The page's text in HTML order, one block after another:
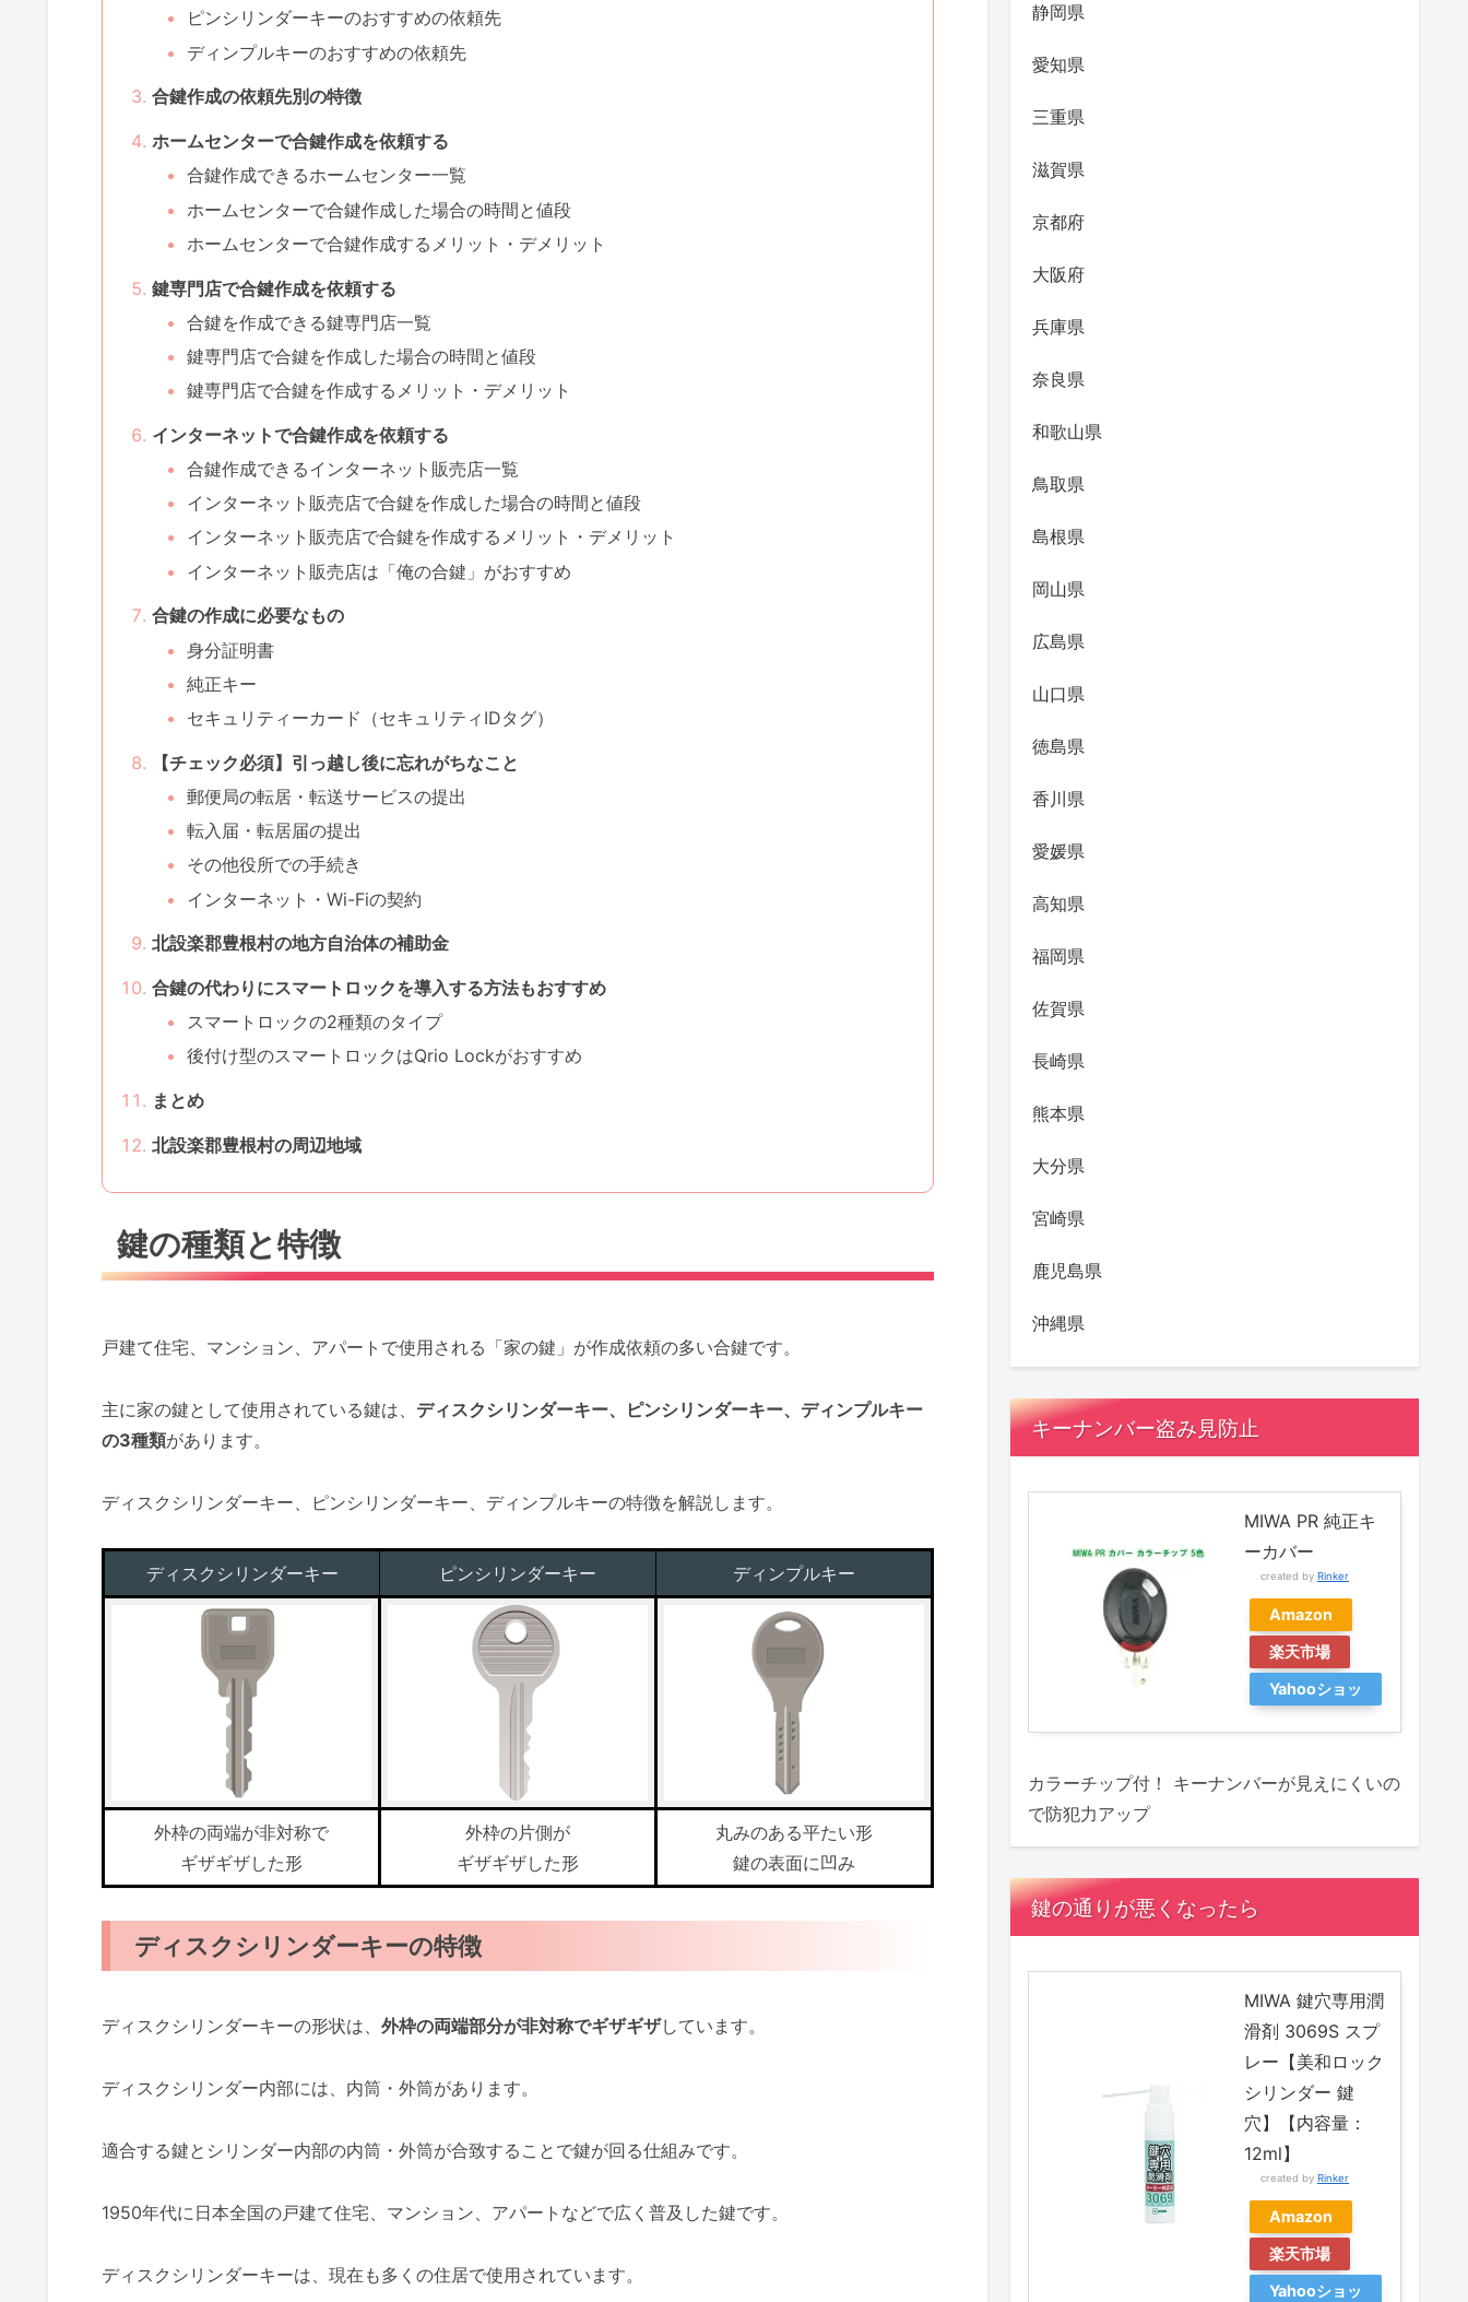
ピンシリンダーキーのおすすめの依頼先
ディンプルキーのおすすめの依頼先
合鍵作成の依頼先別の特徴
ホームセンターで合鍵作成を依頼する
合鍵作成できるホームセンター一覧
ホームセンターで合鍵作成した場合の時間と値段
ホームセンターで合鍵作成するメリット・デメリット
鍵専門店で合鍵作成を依頼する
合鍵を作成できる鍵専門店一覧
鍵専門店で合鍵を作成した場合の時間と値段
鍵専門店で合鍵を作成するメリット・デメリット
インターネットで合鍵作成を依頼する
合鍵作成できるインターネット販売店一覧
インターネット販売店で合鍵を作成した場合の時間と値段
インターネット販売店で合鍵を作成するメリット・デメリット
インターネット販売店は「俺の合鍵」がおすすめ
合鍵の作成に必要なもの
身分証明書
純正キー
セキュリティーカード（セキュリティIDタグ）
【チェック必須】引っ越し後に忘れがちなこと
郵便局の転居・転送サービスの提出
転入届・転居届の提出
その他役所での手続き
インターネット・Wi-Fiの契約
北設楽郡豊根村の地方自治体の補助金
合鍵の代わりにスマートロックを導入する方法もおすすめ
スマートロックの2種類のタイプ
後付け型のスマートロックはQrio Lockがおすすめ
まとめ
北設楽郡豊根村の周辺地域
鍵の種類と特徴
戸建て住宅、マンション、アパートで使用される「家の鍵」が作成依頼の多い合鍵です。
主に家の鍵として使用されている鍵は、 ディスクシリンダーキー、ピンシリンダーキー、ディンプルキー
の3種類があります。
ディスクシリンダーキー、ピンシリンダーキー、ディンプルキーの特徴を解説します。
ディスクシリンダーキー ピンシリンダーキー ディンプルキー
外枠の両端が非対称で
ギザギザした形
外枠の片側が
ギザギザした形
丸みのある平たい形
鍵の表面に凹み
ディスクシリンダーキーの特徴
ディスクシリンダーキーの形状は、 外枠の両端部分が非対称でギザギザしています。
ディスクシリンダー内部には、内筒・外筒があります。
適合する鍵とシリンダー内部の内筒・外筒が合致することで鍵が回る仕組みです。
1950年代に日本全国の戸建て住宅、マンション、アパートなどで広く普及した鍵です。
ディスクシリンダーキーは、現在も多くの住居で使用されています。
静岡県
愛知県
三重県
滋賀県
京都府
大阪府
兵庫県
奈良県
和歌山県
鳥取県
島根県
岡山県
広島県
山口県
徳島県
香川県
愛媛県
高知県
福岡県
佐賀県
長崎県
熊本県
大分県
宮崎県
鹿児島県
沖縄県
キーナンバー盗み見防止
MIWA PR 純正キ
ーカバー
created by Rinker
Amazon
楽天市場
Yahooショッ
カラーチップ付！ キーナンバーが見えにくいの
で防犯力アップ
鍵の通りが悪くなったら
MIWA 鍵穴専用潤
滑剤 3069S スプ
レー【美和ロック
シリンダー 鍵
穴】【内容量：
12ml】
created by Rinker
Amazon
楽天市場
Yahooショッ